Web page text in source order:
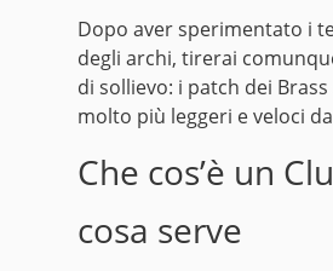
Dopo aver sperimentato i
degli archi, tirerai
di sollievo: i patch dei
molto più leggeri e veloci
Che cos’è un
cosa serve